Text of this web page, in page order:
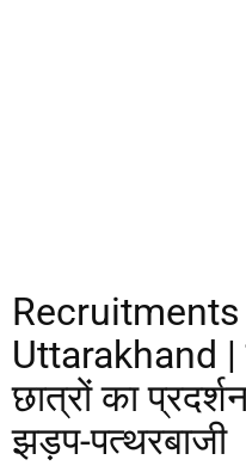
Uttarakhand |
छात्रों का
झड़प-पत्‍थरबाजी